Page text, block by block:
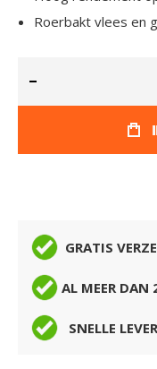
Roerbakt vlees en
GRATIS
AL MEER DAN
SNELLE